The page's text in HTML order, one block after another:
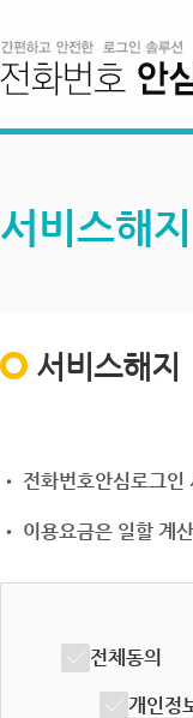
서비스해지
서비스해지
• 전화번호안심로그인
• 이용요금은 일할 계
전체동의
개인정